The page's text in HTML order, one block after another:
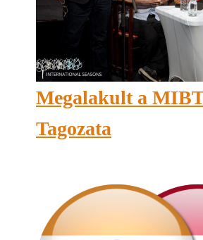
Megalakult a MIBT
Tagozata